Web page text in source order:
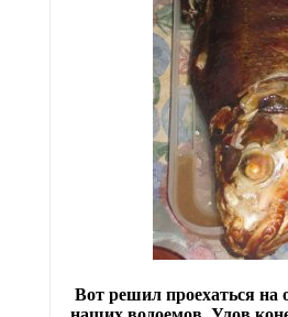
Вот решил проехаться